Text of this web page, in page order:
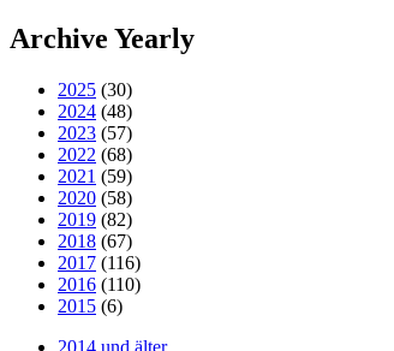
Archive Yearly
2025 (30)
2024 (48)
2023 (57)
2022 (68)
2021 (59)
2020 (58)
2019 (82)
2018 (67)
2017 (116)
2016 (110)
2015 (6)
2014 und älter